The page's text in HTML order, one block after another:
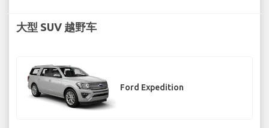
大型 SUV 越野车
Ford Expedition